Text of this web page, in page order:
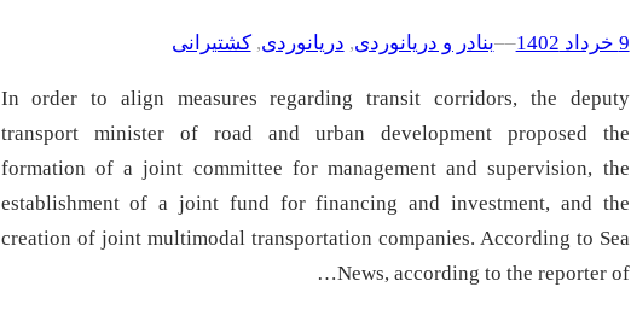
9 خرداد 1402 –
–بنادر و دریانوردی, دریانوردی, کشتیرانی
In order to align measures regarding transit corridors, the deputy
transport minister of road and urban development proposed the
formation of a joint committee for management and supervision, the
establishment of a joint fund for financing and investment, and the
creation of joint multimodal transportation companies. According to Sea
News, according to the reporter of…